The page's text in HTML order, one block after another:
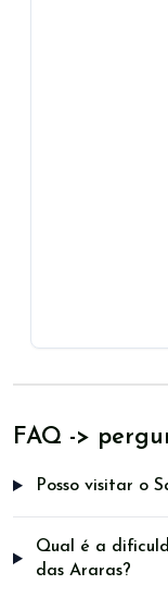
FAQ ->
Posso visitar o
Qual é a
das Araras?